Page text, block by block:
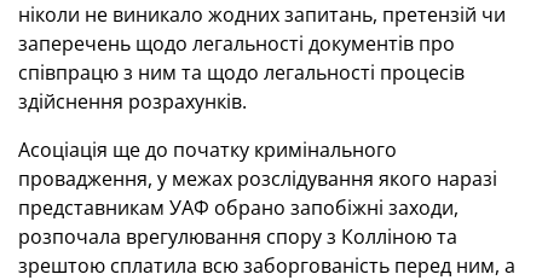
ніколи не виникало жодних запитань, претензій чи
заперечень щодо легальності документів про
співпрацю з ним та щодо легальності процесів
здійснення розрахунків.
Асоціація ще до початку кримінального
провадження, у межах розслідування якого наразі
представникам УАФ обрано запобіжні заходи,
розпочала врегулювання спору з Колліною та
зрештою сплатила всю заборгованість перед ним, а